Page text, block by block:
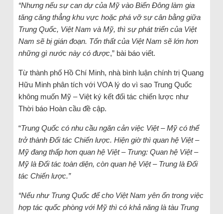
“Nhưng nếu sự can dự của Mỹ vào Biển Đông làm gia
tăng căng thẳng khu vực hoặc phá vỡ sự cân bằng giữa
Trung Quốc, Việt Nam và Mỹ, thì sự phát triển của Việt
Nam sẽ bị gián đoạn. Tổn thất của Việt Nam sẽ lớn hơn
những gì nước này có được,” bài báo viết.
Từ thành phố Hồ Chí Minh, nhà bình luận chính trị Quang
Hữu Minh phân tích với VOA lý do vì sao Trung Quốc
không muốn Mỹ – Việt ký kết đối tác chiến lược như
Thời báo Hoàn cầu đề cập.
“Trung Quốc có nhu cầu ngăn cản việc Việt – Mỹ có thể
trở thành Đối tác Chiến lược. Hiện giờ thì quan hệ Việt –
Mỹ đang thấp hơn quan hệ Việt – Trung: Quan hệ Việt –
Mỹ là Đối tác toàn diện, còn quan hệ Việt – Trung là Đối
tác Chiến lược.”
“Nếu như Trung Quốc để cho Việt Nam yên ổn trong việc
hợp tác quốc phòng với Mỹ thì có khả năng là tàu Trung